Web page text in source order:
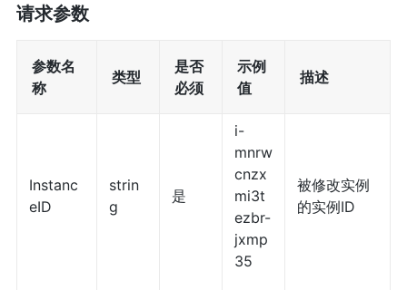
请求参数
参数名
称
类型
是否
必须
示例
值
描述
Instanc
eID
strin
g
是
i-
mnrw
cnzx
mi3t
ezbr-
jxmp
35
被修改实例
的实例ID